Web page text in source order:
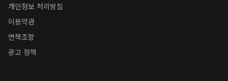
개인정보 처리방침
이용약관
면책조항
광고 정책